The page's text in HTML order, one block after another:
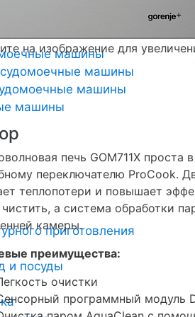
(плоские)
машины
машины
машины
машины
приготовления
и посуды
на изображение для
печь GOM711X проста
переключателю ProCook.
теплопотери и повышает
чистить, а система обработки
камеры.
преимущества:
очистки
программный модуль